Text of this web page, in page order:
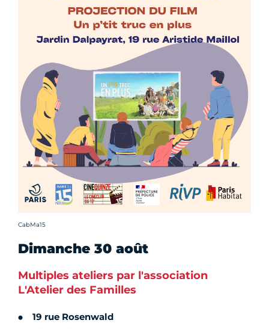
Crédit photo :
CabMa15
Dimanche 30 août
Multiples ateliers par l'association
L'Atelier des Familles
19 rue Rosenwald